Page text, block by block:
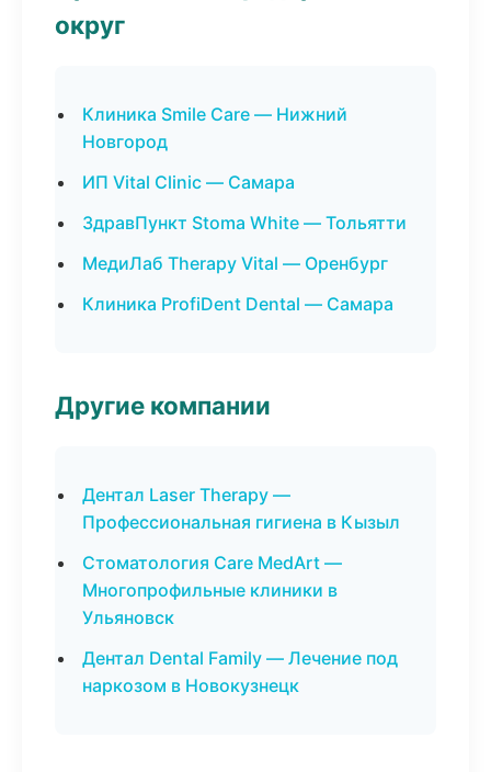
округ
Клиника Smile Care — Нижний
Новгород
ИП Vital Clinic — Самара
ЗдравПункт Stoma White — Тольятти
МедиЛаб Therapy Vital — Оренбург
Клиника ProfiDent Dental — Самара
Другие компании
Дентал Laser Therapy —
Профессиональная гигиена в Кызыл
Стоматология Care MedArt —
Многопрофильные клиники в
Ульяновск
Дентал Dental Family — Лечение под
наркозом в Новокузнецк